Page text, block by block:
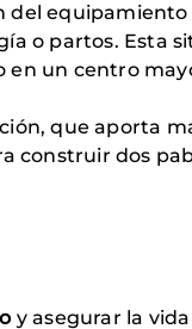
del
o partos. Esta
un centro
que aporta
construir dos
y asegurar la